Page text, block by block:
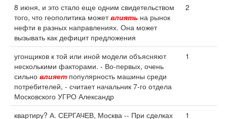
8 июня, и это стало еще одним свидетельством
того, что геополитика можетвлиять на рынок
нефти в разных направлениях. Она может
вызывать как дефицит предложения
2
угонщиков к той или иной модели объясняют
несколькими факторами. - Во-первых, очень
сильно влияет популярность машины среди
потребителей, - считает начальник 7-го отдела
Московского УГРО Александр
1
квартиру? А. СЕРГАЧЕВ, Москва -- При сделках
1